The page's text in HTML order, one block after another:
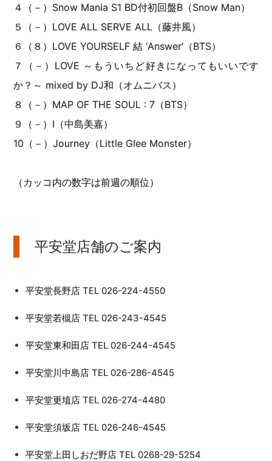
４（－）Snow Mania S1 BD付初回盤B（Snow Man）
５（－）LOVE ALL SERVE ALL（藤井風）
６（８）LOVE YOURSELF 結 ‘Answer’（BTS）
７（－）LOVE ～もういちど好きになってもいいです
か？～ mixed by DJ和（オムニバス）
８（－）MAP OF THE SOUL : 7（BTS）
９（－）I（中島美嘉）
10（－）Journey（Little Glee Monster）
（カッコ内の数字は前週の順位）
平安堂店舗のご案内
平安堂長野店 TEL 026-224-4550
平安堂若槻店 TEL 026-243-4545
平安堂東和田店 TEL 026-244-4545
平安堂川中島店 TEL 026-286-4545
平安堂更埴店 TEL 026-274-4480
平安堂須坂店 TEL 026-246-4545
平安堂上田しおだ野店 TEL 0268-29-5254